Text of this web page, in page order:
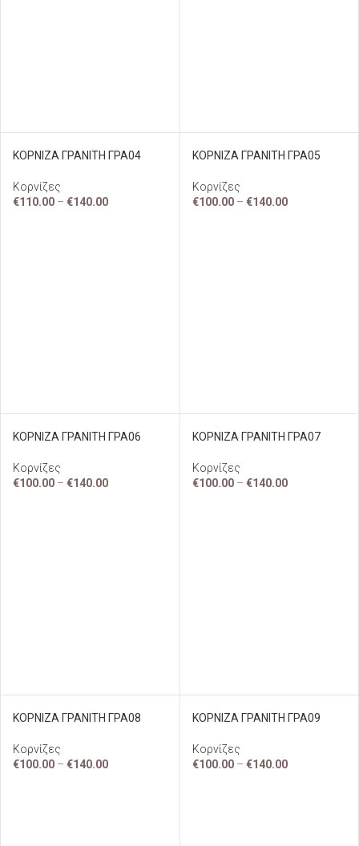
ΚΟΡΝΙΖΑ ΓΡΑΝΙΤΗ ΓΡΑ04
Κορνίζες
€110.00 – €140.00
ΚΟΡΝΙΖΑ ΓΡΑΝΙΤΗ ΓΡΑ05
Κορνίζες
€100.00 – €140.00
ΚΟΡΝΙΖΑ ΓΡΑΝΙΤΗ ΓΡΑ06
Κορνίζες
€100.00 – €140.00
ΚΟΡΝΙΖΑ ΓΡΑΝΙΤΗ ΓΡΑ07
Κορνίζες
€100.00 – €140.00
ΚΟΡΝΙΖΑ ΓΡΑΝΙΤΗ ΓΡΑ08
Κορνίζες
€100.00 – €140.00
ΚΟΡΝΙΖΑ ΓΡΑΝΙΤΗ ΓΡΑ09
Κορνίζες
€100.00 – €140.00